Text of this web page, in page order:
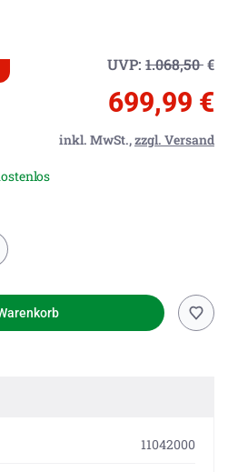
UVP: 1.068,50€
699,99 €
inkl. MwSt.,zzgl. Versand
11042000